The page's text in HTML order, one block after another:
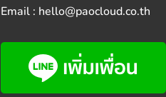
Email : hello@paocloud.co.th